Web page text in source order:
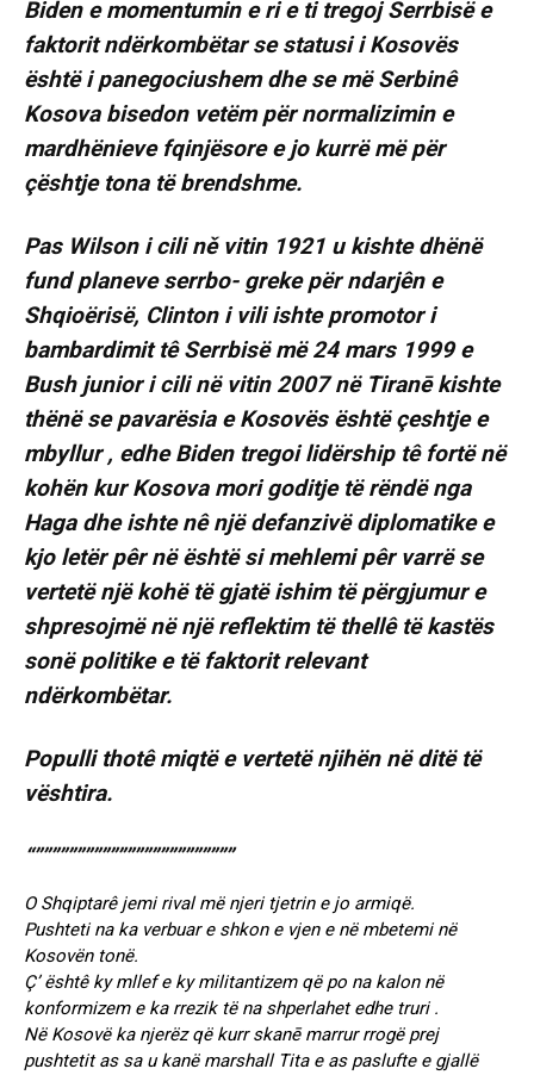
Biden e momentumin e ri e ti tregoj Serrbisë e
faktorit ndërkombëtar se statusi i Kosovës
është i panegociushem dhe se më Serbinê
Kosova bisedon vetëm për normalizimin e
mardhënieve fqinjësore e jo kurrë më për
çështje tona të brendshme.
Pas Wilson i cili ně vitin 1921 u kishte dhënë
fund planeve serrbo- greke për ndarjên e
Shqioërisë, Clinton i vili ishte promotor i
bambardimit tê Serrbisë më 24 mars 1999 e
Bush junior i cili në vitin 2007 në Tiranē kishte
thënë se pavarësia e Kosovës është çeshtje e
mbyllur , edhe Biden tregoi lidërship tê fortë në
kohën kur Kosova mori goditje të rëndë nga
Haga dhe ishte nê një defanzivë diplomatike e
kjo letër pêr në është si mehlemi pêr varrë se
vertetë një kohë të gjatë ishim të përgjumur e
shpresojmë në një reflektim të thellê të kastës
sonë politike e të faktorit relevant
ndërkombëtar.
Populli thotê miqtë e vertetë njihën në ditë të
vështira.
“””””””””””””””””””””””””
O Shqiptarê jemi rival më njeri tjetrin e jo armiqë.
Pushteti na ka verbuar e shkon e vjen e në mbetemi në
Kosovën tonë.
Ç’ ështê ky mllef e ky militantizem që po na kalon në
konformizem e ka rrezik të na shperlahet edhe truri .
Në Kosovë ka njerëz që kurr skanē marrur rrogë prej
pushtetit as sa u kanë marshall Tita e as paslufte e gjallë